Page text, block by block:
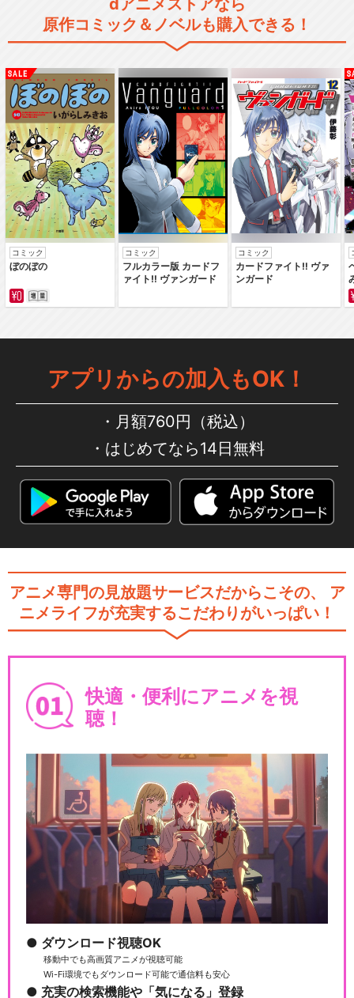
銀河鉄道999 君は母のよう
に愛せるか！！
銀河鉄道999 ガラスのクレ
ア
銀河鉄道999
ン 銀河鉄道999 …
メーテルレジェンド 交響
詩 宿命
閉じる
dアニメストアなら
原作コミック＆ノベルも購入できる！
コミック
ぼのぼの
コミック
フルカラー版 カードフ
ァイト‼ ヴァンガード
コミック
カードファイト‼ ヴァ
ンガード
アプリからの加入もOK！
月額760円（税込）
はじめてなら14日無料
アニメ専門の見放題サービスだからこその、
ア
ニメライフが充実するこだわりがいっぱい！
快適・便利にアニメを視
聴！
ダウンロード視聴OK
移動中でも高画質アニメが視聴可能
Wi-Fi環境でもダウンロード可能で通信料も安心
充実の検索機能や「気になる」登録